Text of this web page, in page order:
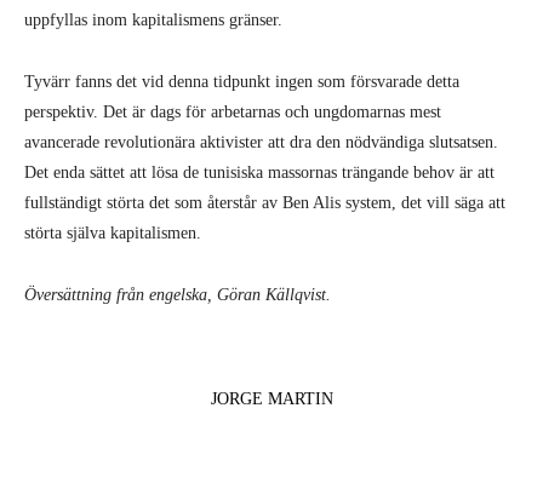
uppfyllas inom kapitalismens gränser.
Tyvärr fanns det vid denna tidpunkt ingen som försvarade detta
perspektiv. Det är dags för arbetarnas och ungdomarnas mest
avancerade revolutionära aktivister att dra den nödvändiga slutsatsen.
Det enda sättet att lösa de tunisiska massornas trängande behov är att
fullständigt störta det som återstår av Ben Alis system, det vill säga att
störta själva kapitalismen.
Översättning från engelska, Göran Källqvist.
JORGE MARTIN